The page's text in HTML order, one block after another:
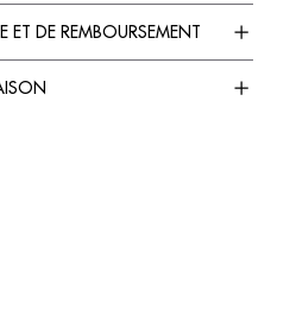
ET DE REMBOURSEMENT